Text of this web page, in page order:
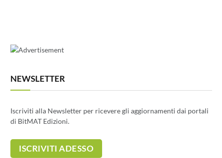
NEWSLETTER
Iscriviti alla Newsletter per ricevere gli aggiornamenti dai portali
di BitMAT Edizioni.